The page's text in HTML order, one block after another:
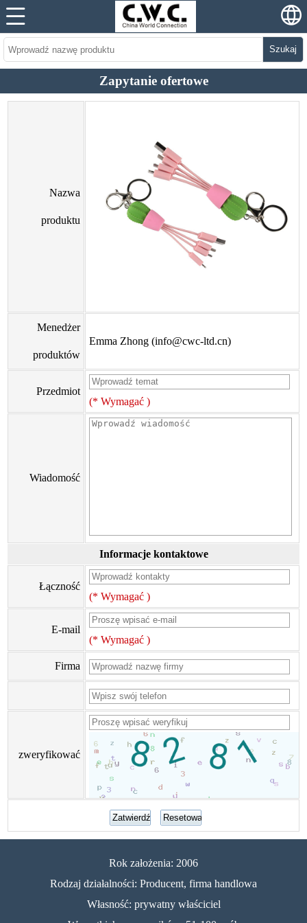
Szukaj
Zapytanie ofertowe
Nazwa
produktu
Menedżer
produktów
Emma Zhong (info@cwc-ltd.cn)
Przedmiot
(* Wymagać )
Wiadomość
Informacje kontaktowe
Łączność
(* Wymagać )
E-mail
(* Wymagać )
Firma
zweryfikować
Rok założenia: 2006
Rodzaj działalności: Producent, firma handlowa
Własność: prywatny właściciel